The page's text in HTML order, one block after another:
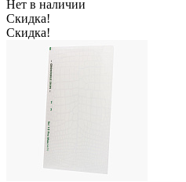
Нет в наличии
Скидка!
Скидка!